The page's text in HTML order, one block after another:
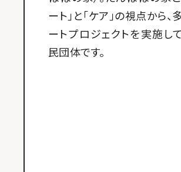
ート」と「ケア」の視点から、
ートプロジェクトを実施し
民団体です。